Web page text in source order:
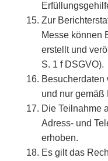
Zur
Messe können
erstellt und
S. 1 f DSGVO).
und nur gemäß
Die Teilnahme
Adress- und
erhoben.
Es gilt das